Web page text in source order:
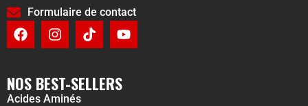
Formulaire de contact
NOS BEST-SELLERS
Acides Aminés